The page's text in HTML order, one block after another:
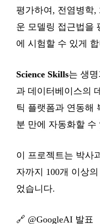
평가하여, 전염병학
운 모델링 접근법을
에 시험할 수 있게
Science Skills는 생
과 데이터베이스의
틱 플랫폼과 연동해
분 만에 자동화할 수
이 프로젝트는 박사
자까지 100개 이상
었습니다.
🔗 @GoogleAI 발표